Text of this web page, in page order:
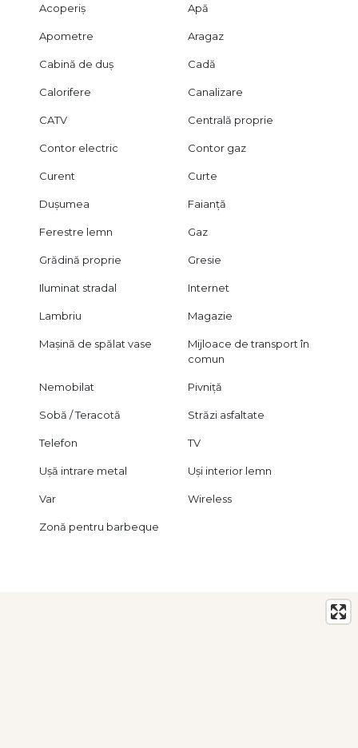
Acoperiș Apă
Apometre Aragaz
Cabină de duș Cadă
Calorifere Canalizare
CATV Centrală proprie
Contor electric Contor gaz
Curent Curte
Dușumea Faianță
Ferestre lemn Gaz
Grădină proprie Gresie
Iluminat stradal Internet
Lambriu Magazie
Mașină de spălat vase
Mijloace de transport în
comun
Nemobilat Pivniță
Sobă / Teracotă Străzi asfaltate
Telefon TV
Ușă intrare metal Uși interior lemn
Var Wireless
Zonă pentru barbeque